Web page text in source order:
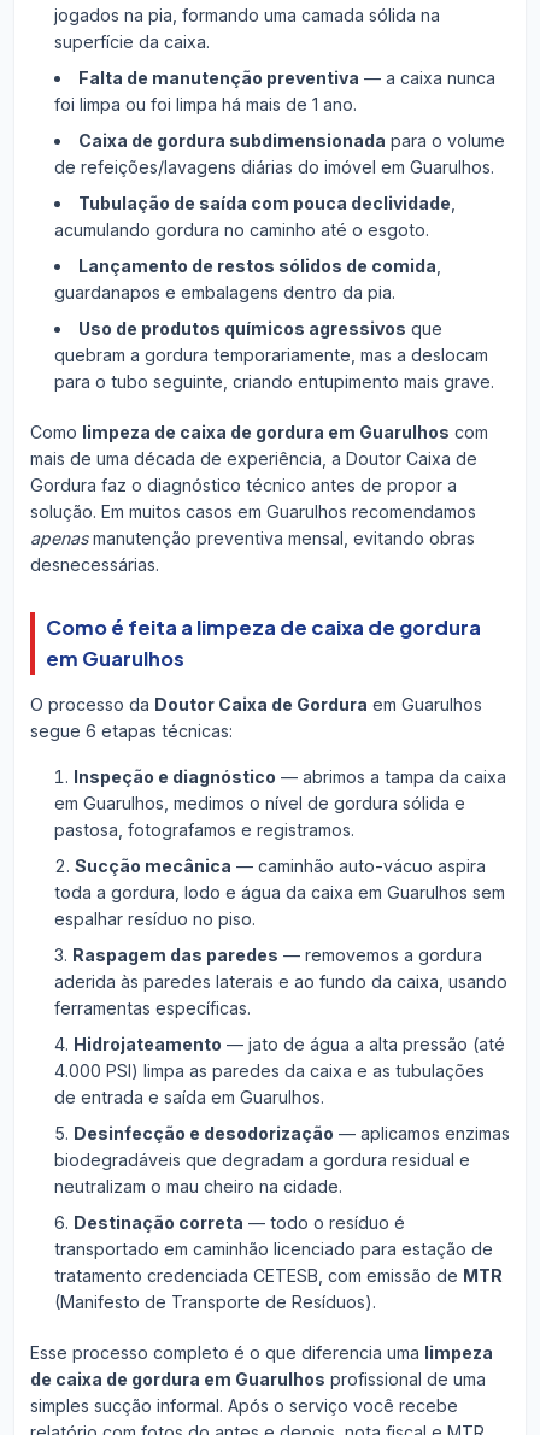
jogados na pia, formando uma camada sólida na
superfície da caixa.
Falta de manutenção preventiva — a caixa nunca
foi limpa ou foi limpa há mais de 1 ano.
Caixa de gordura subdimensionada para o volume
de refeições/lavagens diárias do imóvel em Guarulhos.
Tubulação de saída com pouca declividade
acumulando gordura no caminho até o esgoto.
Lançamento de restos sólidos de comida
guardanapos e embalagens dentro da pia.
Uso de produtos químicos agressivos que
quebram a gordura temporariamente, mas a deslocam
para o tubo seguinte, criando entupimento mais grave.
Como limpeza de caixa de gordura em Guarulhos com
mais de uma década de experiência, a Doutor Caixa de
Gordura faz o diagnóstico técnico antes de propor a
solução. Em muitos casos em Guarulhos recomendamos
apenasmanutenção preventiva mensal, evitando obras
desnecessárias.
Como é feita a limpeza de caixa de gordura
em Guarulhos
O processo da Doutor Caixa de Gordura em Guarulhos
segue 6 etapas técnicas:
Inspeção e diagnóstico — abrimos a tampa da caixa
em Guarulhos, medimos o nível de gordura sólida e
pastosa, fotografamos e registramos.
Sucção mecânica — caminhão auto-vácuo aspira
toda a gordura, lodo e água da caixa em Guarulhos sem
espalhar resíduo no piso.
Raspagem das paredes — removemos a gordura
aderida às paredes laterais e ao fundo da caixa, usando
ferramentas específicas.
Hidrojateamento — jato de água a alta pressão (até
4.000 PSI) limpa as paredes da caixa e as tubulações
de entrada e saída em Guarulhos.
Desinfecção e desodorização — aplicamos enzimas
biodegradáveis que degradam a gordura residual e
neutralizam o mau cheiro na cidade.
Destinação correta — todo o resíduo é
transportado em caminhão licenciado para estação de
tratamento credenciada CETESB, com emissão de MTR
(Manifesto de Transporte de Resíduos).
Esse processo completo é o que diferencia uma limpeza
de caixa de gordura em Guarulhos profissional de uma
simples sucção informal. Após o serviço você recebe